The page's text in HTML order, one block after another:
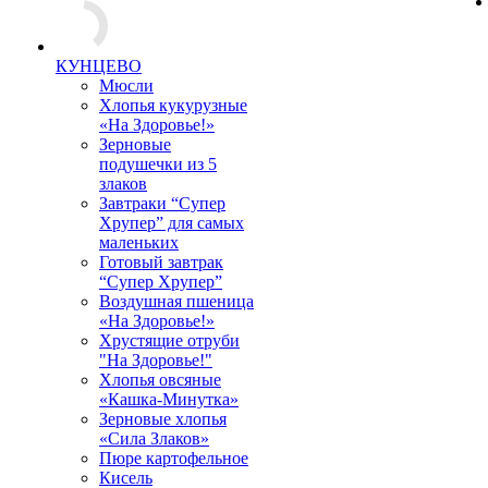
КУНЦЕВО
Мюсли
Хлопья кукурузные
«На Здоровье!»
Зерновые
подушечки из 5
злаков
Завтраки “Супер
Хрупер” для самых
маленьких
Готовый завтрак
“Супер Хрупер”
Воздушная пшеница
«На Здоровье!»
Хрустящие отруби
"На Здоровье!"
Хлопья овсяные
«Кашка-Минутка»
Зерновые хлопья
«Сила Злаков»
Пюре картофельное
Кисель